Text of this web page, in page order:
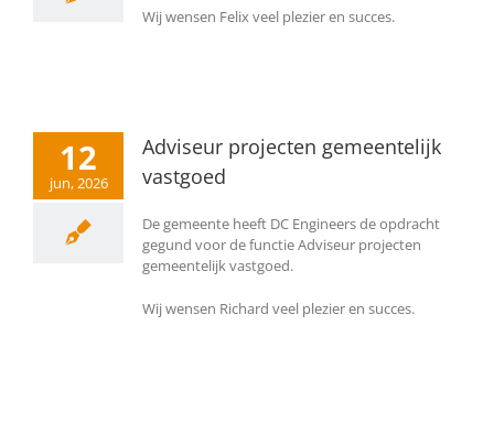
Wij wensen Felix veel plezier en succes.
12
jun, 2026
Adviseur projecten gemeentelijk
vastgoed
De gemeente heeft DC Engineers de opdracht
gegund voor de functie Adviseur projecten
gemeentelijk vastgoed.
Wij wensen Richard veel plezier en succes.